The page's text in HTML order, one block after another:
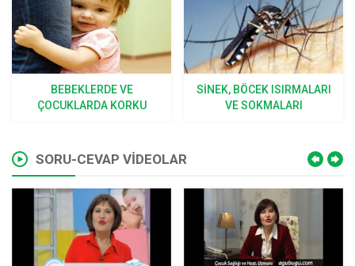
BEBEKLERDE VE
ÇOCUKLARDA KORKU
SINEK, BÖCEK ISIRMALARI
VE SOKMALARI
SORU-CEVAP VİDEOLAR